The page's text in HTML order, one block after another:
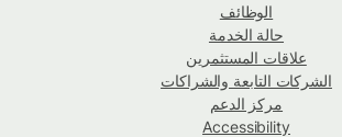
الوظائف
حالة الخدمة
علاقات المستثمرين
الشركات التابعة والشراكات
مركز الدعم
Accessibility